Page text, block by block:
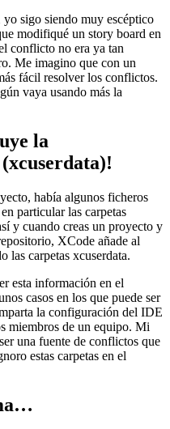
sigo siendo muy escéptico
modifiqué un story board en
conflicto no era ya tan
Me imagino que con un
fácil resolver los conflictos.
vaya usando más la
la
había algunos ficheros
particular las carpetas
y cuando creas un proyecto y
XCode añade al
las carpetas xcuserdata.
esta información en el
casos en los que puede ser
la configuración del IDE
miembros de un equipo. Mi
una fuente de conflictos que
estas carpetas en el